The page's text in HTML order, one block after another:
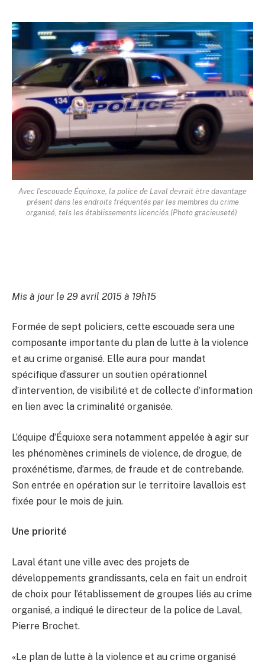
Avec l'escouade Équinoxe, la police de Laval devrait être davantage
présent dans les endroits fréquentés par les membres du crime
organisé, tels les établissements licenciés. (Photo gracieuseté)
Mis à jour le 29 avril 2015 à 19h15
Formée de sept policiers, cette escouade sera une
composante importante du plan de lutte à la violence
et au crime organisé. Elle aura pour mandat
spécifique d’assurer un soutien opérationnel
d’intervention, de visibilité et de collecte d’information
en lien avec la criminalité organisée.
L’équipe d’Équioxe sera notamment appelée à agir sur
les phénomènes criminels de violence, de drogue, de
proxénétisme, d’armes, de fraude et de contrebande.
Son entrée en opération sur le territoire lavallois est
fixée pour le mois de juin.
Une priorité
Laval étant une ville avec des projets de
développements grandissants, cela en fait un endroit
de choix pour l’établissement de groupes liés au crime
organisé, a indiqué le directeur de la police de Laval,
Pierre Brochet.
«Le plan de lutte à la violence et au crime organisé